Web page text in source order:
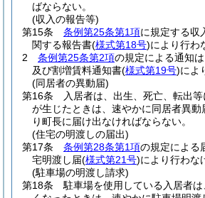
ばならない。
(収入の報告等)
第15条
条例第25条第1項に規定する収
関する報告書(様式第18号)により行わ
2
条例第25条第2項の規定による通知
及び割増賃料通知書(様式第19号)によ
(同居者の異動届)
第16条
入居者は、出生、死亡、転出
が生じたときは、速やかに同居者異動
り町長に届け出なければならない。
(住宅の明渡しの届出)
第17条
条例第28条第1項の規定による
宅明渡し届(様式第21号)により行わな
(駐車場の明渡し請求)
第18条
駐車場を使用している入居者